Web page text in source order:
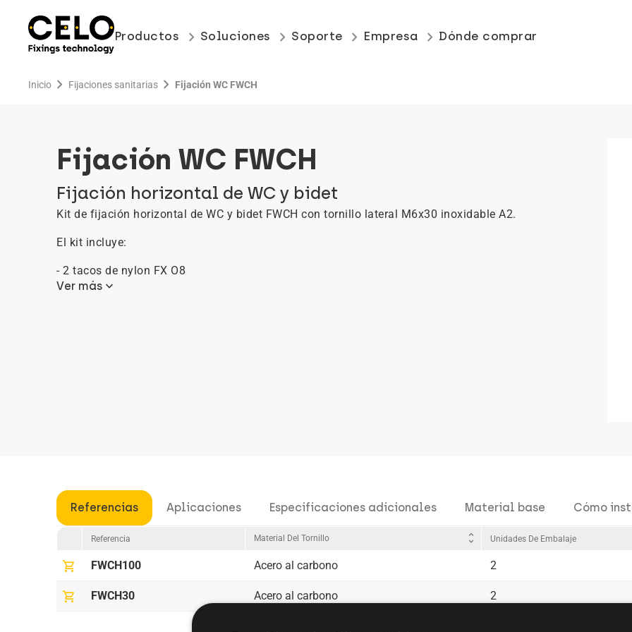
Productos keyboard_arrow_right Soluciones keyboard_arrow_right Soporte keyboard_arrow_right Empresa keyboard_arrow_right Dónde comprar
Inicio chevron_right Fijaciones sanitarias chevron_right Fijación WC FWCH
Fijación WC FWCH
Fijación horizontal de WC y bidet
Kit de fijación horizontal de WC y bidet FWCH con tornillo lateral M6x30 inoxidable A2.
El kit incluye:
- 2 tacos de nylon FX O8
Ver más keyboard_arrow_down
Referencias Aplicaciones Especificaciones adicionales Material base Cómo
Referencia Material Del Tornillo unfold_more Unidades De Embalaje
shopping_cart FWCH100 Acero al carbono 2
shopping_cart FWCH30 Acero al carbono 2